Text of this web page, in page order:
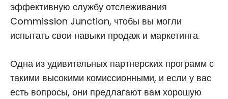
эффективную службу отслеживания
Commission Junction, чтобы вы могли
испытать свои навыки продаж и маркетинга.
Одна из удивительных партнерских программ с
такими высокими комиссионными, и если у вас
есть вопросы, они предлагают вам хорошую